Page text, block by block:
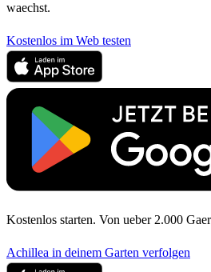
waechst.
Kostenlos im Web testen
Kostenlos starten. Von ueber 2.000
Achillea in deinem Garten verfolgen